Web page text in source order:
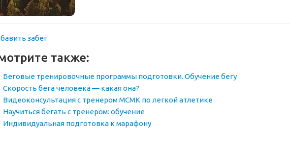
забег
также:
Беговые тренировочные программы подготовки. Обучение бегу
Скорость бега человека — какая она?
Видеоконсультация с тренером МСМК по легкой атлетике
Научиться бегать с тренером: обучение
Индивидуальная подготовка к марафону